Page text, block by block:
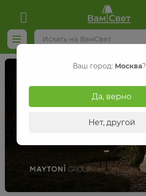
Ваш город: Москва?
Да, верно
Нет, другой